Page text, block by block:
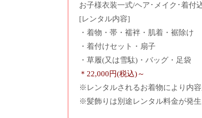
お子様衣装一式/ヘア･メイク･着付
[レンタル内容]
・着物・帯・襦袢・肌着・裾除け
・着付けセット・扇子
・草履(又は雪駄)・バッグ・足袋
＊22,000円(税込)～
※レンタルされるお着物により内容
※髪飾りは別途レンタル料金が発生